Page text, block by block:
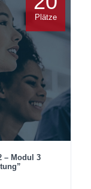
– Modul 3
Plätze